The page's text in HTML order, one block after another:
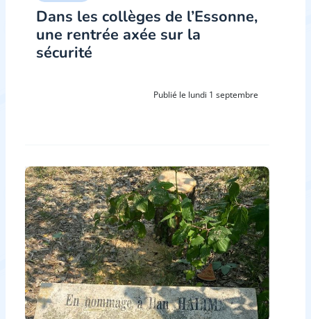
Dans les collèges de l’Essonne,
une rentrée axée sur la
sécurité
Publié le lundi 1 septembre